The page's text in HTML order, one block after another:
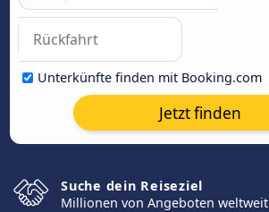
Unterkünfte finden mit Booking.com
Jetzt finden
Suche dein Reiseziel
Millionen von Angeboten weltweit